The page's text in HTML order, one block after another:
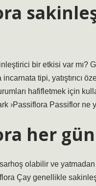
bir etkisi var
tipi, yatıştırıcı
hafifletmek için
›Passiflora Passiflor ne
her
olabilir ve
Çay genellikle